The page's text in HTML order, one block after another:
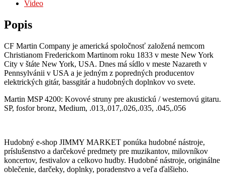
Video
Popis
CF Martin Company je americká spoločnosť založená nemcom
Christianom Frederickom Martinom roku 1833 v meste New York
City v štáte New York, USA. Dnes má sídlo v meste Nazareth v
Pennsylvánii v USA a je jedným z popredných producentov
elektrických gitár, bassgitár a hudobných doplnkov vo svete.
Martin MSP 4200: Kovové struny pre akustickú / westernovú gitaru.
SP, fosfor bronz, Medium, .013,.017,.026,.035, .045,.056
Hudobný e-shop JIMMY MARKET ponúka hudobné nástroje,
príslušenstvo a darčekové predmety pre muzikantov, milovníkov
koncertov, festivalov a celkovo hudby. Hudobné nástroje, originálne
oblečenie, darčeky, doplnky, poradenstvo a veľa ďalšieho.